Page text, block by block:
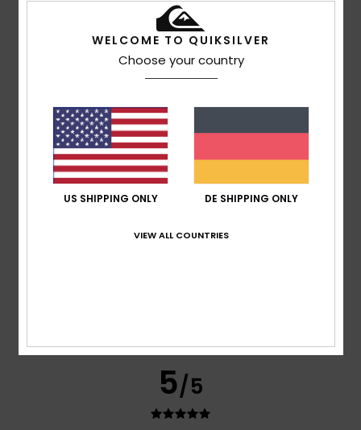
Komfort: 5/5 Preis-Leistungs-Verhältnis
Material: 5/5 Farbe: 5/5
Ich empfehle dieses Produkt
5
5/5
WELCOME TO QUIKSILVER
Choose your country
US SHIPPING ONLY DE SHIPPING ONLY
VIEW ALL COUNTRIES